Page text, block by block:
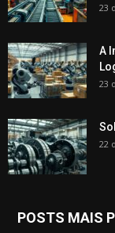
23
A
23
22
POSTS MAIS